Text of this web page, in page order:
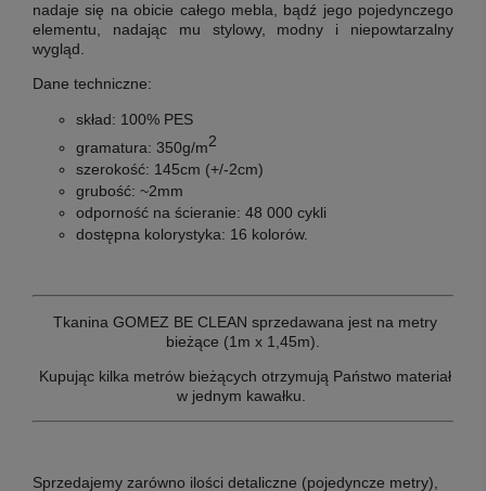
nadaje się na obicie całego mebla, bądź jego pojedynczego
elementu, nadając mu stylowy, modny i niepowtarzalny
wygląd.
Dane techniczne:
skład: 100% PES
gramatura: 350g/m2
szerokość: 145cm (+/-2cm)
grubość: ~2mm
odporność na ścieranie: 48 000 cykli
dostępna kolorystyka: 16 kolorów.
Tkanina GOMEZ BE CLEAN sprzedawana jest na metry
bieżące (1m x 1,45m).
Kupując kilka metrów bieżących otrzymują Państwo materiał
w jednym kawałku.
Sprzedajemy zarówno ilości detaliczne (pojedyncze metry),